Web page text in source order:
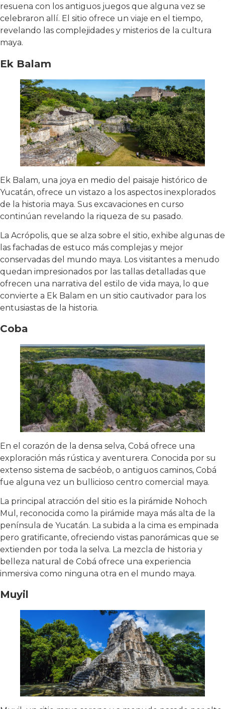
resuena con los antiguos juegos que alguna vez se
celebraron allí. El sitio ofrece un viaje en el tiempo,
revelando las complejidades y misterios de la cultura
maya.
Ek Balam
Ek Balam, una joya en medio del paisaje histórico de
Yucatán, ofrece un vistazo a los aspectos inexplorados
de la historia maya. Sus excavaciones en curso
continúan revelando la riqueza de su pasado.
La Acrópolis, que se alza sobre el sitio, exhibe algunas de
las fachadas de estuco más complejas y mejor
conservadas del mundo maya. Los visitantes a menudo
quedan impresionados por las tallas detalladas que
ofrecen una narrativa del estilo de vida maya, lo que
convierte a Ek Balam en un sitio cautivador para los
entusiastas de la historia.
Coba
En el corazón de la densa selva, Cobá ofrece una
exploración más rústica y aventurera. Conocida por su
extenso sistema de sacbéob, o antiguos caminos, Cobá
fue alguna vez un bullicioso centro comercial maya.
La principal atracción del sitio es la pirámide Nohoch
Mul, reconocida como la pirámide maya más alta de la
península de Yucatán. La subida a la cima es empinada
pero gratificante, ofreciendo vistas panorámicas que se
extienden por toda la selva. La mezcla de historia y
belleza natural de Cobá ofrece una experiencia
inmersiva como ninguna otra en el mundo maya.
Muyil